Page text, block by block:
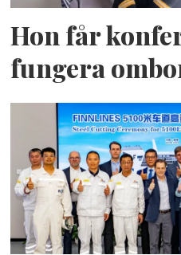
Hon får
fungera